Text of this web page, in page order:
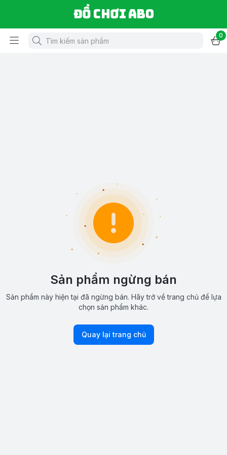
Đồ chơi ABO
0
Sản phẩm ngừng bán
Sản phẩm này hiện tại đã ngừng bán. Hãy trở về trang chủ để lựa
chọn sản phẩm khác.
Quay lại trang chủ